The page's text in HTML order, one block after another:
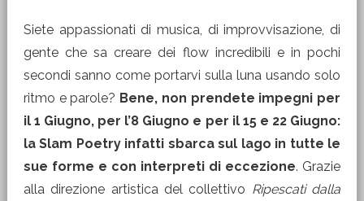
Siete appassionati di musica, di improvvisazione, di
gente che sa creare dei flow incredibili e in pochi
secondi sanno come portarvi sulla luna usando solo
ritmo e parole? Bene, non prendete impegni per
il 1 Giugno, per l’8 Giugno e per il 15 e 22 Giugno:
la Slam Poetry infatti sbarca sul lago in tutte le
sue forme e con interpreti di eccezione. Grazie
alla direzione artistica del collettivo Ripescati dalla